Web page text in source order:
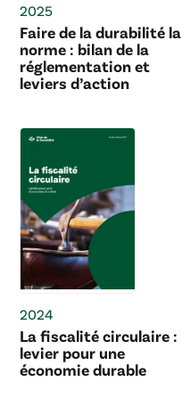
2025
Faire de la durabilité la
norme : bilan de la
réglementation et
leviers d’action
2024
La fiscalité circulaire :
levier pour une
économie durable